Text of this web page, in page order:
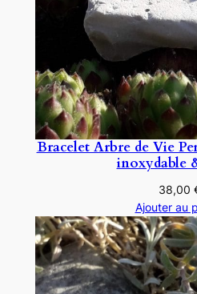
Bracelet Arbre de Vie
inoxydable
38,00
Ajouter au